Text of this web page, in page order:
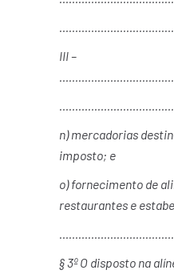
III –
n) mercadorias
imposto; e
o) fornecimento de
restaurantes e
§ 3º O disposto na